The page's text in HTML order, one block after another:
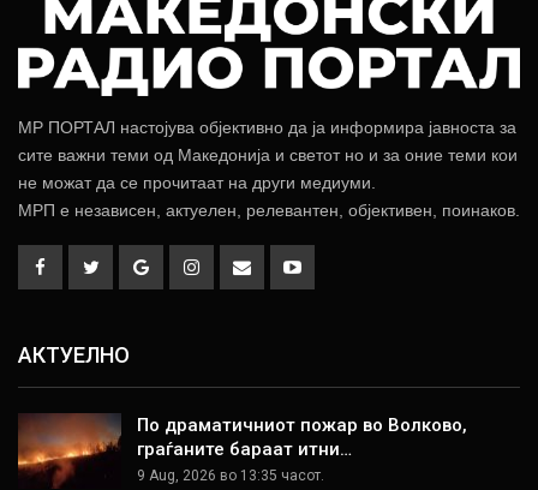
МР ПОРТАЛ настојува објективно да ја информира јавноста за
сите важни теми од Македонија и светот но и за оние теми кои
не можат да се прочитаат на други медиуми.
МРП е независен, актуелен, релевантен, објективен, поинаков.
АКТУЕЛНО
По драматичниот пожар во Волково,
граѓаните бараат итни…
9 Aug, 2026 во 13:35 часот.